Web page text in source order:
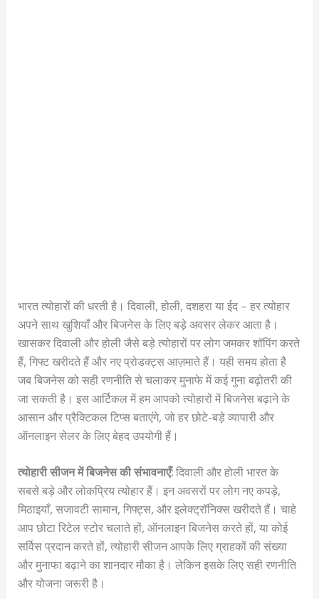
भारत त्योहारों की धरती है। दिवाली, होली, दशहरा या ईद – हर त्योहार
अपने साथ खुशियाँ और बिजनेस के लिए बड़े अवसर लेकर आता है।
खासकर दिवाली और होली जैसे बड़े त्योहारों पर लोग जमकर शॉपिंग करते
हैं, गिफ्ट खरीदते हैं और नए प्रोडक्ट्स आज़माते हैं। यही समय होता है
जब बिजनेस को सही रणनीति से चलाकर मुनाफे में कई गुना बढ़ोतरी की
जा सकती है। इस आर्टिकल में हम आपको त्योहारों में बिजनेस बढ़ाने के
आसान और प्रैक्टिकल टिप्स बताएंगे, जो हर छोटे-बड़े व्यापारी और
ऑनलाइन सेलर के लिए बेहद उपयोगी हैं।
त्योहारी सीजन में बिजनेस की संभावनाएँ:दिवाली और होली भारत के
सबसे बड़े और लोकप्रिय त्योहार हैं। इन अवसरों पर लोग नए कपड़े,
मिठाइयाँ, सजावटी सामान, गिफ्ट्स, और इलेक्ट्रॉनिक्स खरीदते हैं। चाहे
आप छोटा रिटेल स्टोर चलाते हों, ऑनलाइन बिजनेस करते हों, या कोई
सर्विस प्रदान करते हों, त्योहारी सीजन आपके लिए ग्राहकों की संख्या
और मुनाफा बढ़ाने का शानदार मौका है। लेकिन इसके लिए सही रणनीति
और योजना जरूरी है।